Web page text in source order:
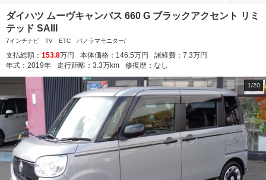
ダイハツ ムーヴキャンバス 660 G ブラックアクセント リミ
テッド SAIII
7インチナビ TV ETC パノラマモニター/
支払総額： 153.8万円 本体価格： 146.5万円 諸経費： 7.3万円
年式： 2019年 走行距離： 3.3万km 修復歴： なし
1/20